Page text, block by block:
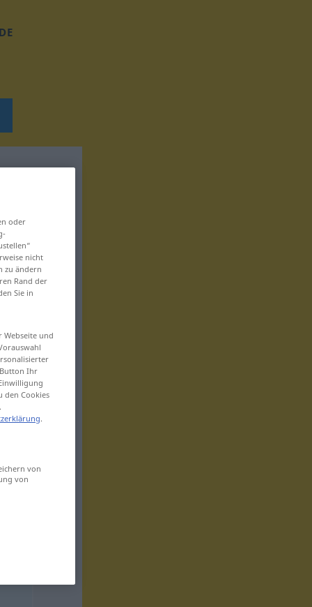
DE
oder
nicht
zu ändern
Rand der
Sie in
und
Ihr
den Cookies
.
von
von